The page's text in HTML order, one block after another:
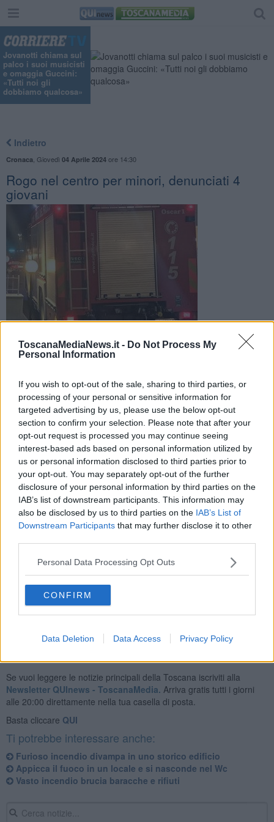
ToscanaMediaNews.it - Do Not Process My
Personal Information
If you wish to opt-out of the sale, sharing to third parties, or
processing of your personal or sensitive information for
targeted advertising by us, please use the below opt-out
section to confirm your selection. Please note that after your
opt-out request is processed you may continue seeing
interest-based ads based on personal information utilized by
us or personal information disclosed to third parties prior to
your opt-out. You may separately opt-out of the further
disclosure of your personal information by third parties on the
IAB’s list of downstream participants. This information may
also be disclosed by us to third parties on the IAB’s List of
Downstream Participants that may further disclose it to other
Personal Data Processing Opt Outs
CONFIRM
Data Deletion Data Access Privacy Policy
Jovanotti chiama sul
palco i suoi musicisti
e omaggia Guccini:
«Tutti noi gli
dobbiamo qualcosa»
Indietro
Cronaca Giovedì 04 Aprile 2024ore 14:30
Rogo nel centro per minori, denunciati 4
giovani
Dalle fiamme si è sprigionato il fumo che ha invaso le camere
della struttura. In 4, tutti minorenni, nei guai per incendio
FIRENZE —Quattro giovanissimi sarebbero stati denunciati per un
rogo divampato, la notte scorsa nella cucina di una struttura per
minori a Firenze.
Il fumo ha invaso le camere ma quando sul posto sono intervenuti i
vigili del fuoco gli operatori del centro avevano già provveduto a far
evacuare la struttura.
I vigili del fuoco hanno spento le fiamme e valutato i danni
accertando l'agibilità della struttura. Per quattro giovani tra i 16 e i
17 anni sarebbe scattata una denuncia per incendio doloso.
Se vuoi leggere le notizie principali della Toscana iscriviti alla
Newsletter QUInews - ToscanaMedia. Arriva gratis tutti i giorni
alle 20:00 direttamente nella tua casella di posta.
Basta cliccare QUI
Ti potrebbe interessare anche:
Furioso incendio divampa in uno storico edificio
Appicca il fuoco in un locale e si nasconde nel Wc
Vasto incendio brucia baracche e rifiuti